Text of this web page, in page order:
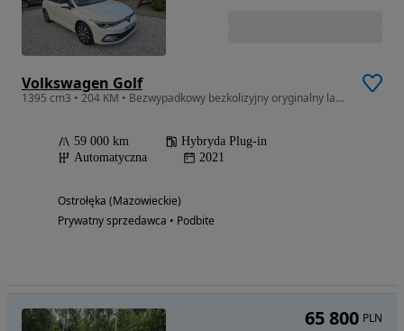
Volkswagen Golf
1395 cm3 • 204 KM • Bezwypadkowy bezkolizyjny oryginalny lakier I przebieg
59 000 km
Hybryda Plug-in
Automatyczna
2021
Ostrołęka (Mazowieckie)
Prywatny sprzedawca • Podbite
65 800 PLN